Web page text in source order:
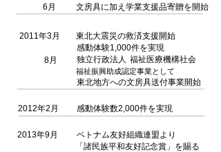
6月
文房具に加え学業支援品寄贈を開始
2011年3月
東北大震災の救済支援開始
感動体験1,000件を実現
8月
福祉医療機構社会
独立行政法人
福祉振興助成認定事業として
東北地方への文房具送付事業開始
2012年2月 感動体験数2,000件を実現
2013年9月
ベトナム友好組織連盟より
「諸民族平和友好記念賞」を賜る